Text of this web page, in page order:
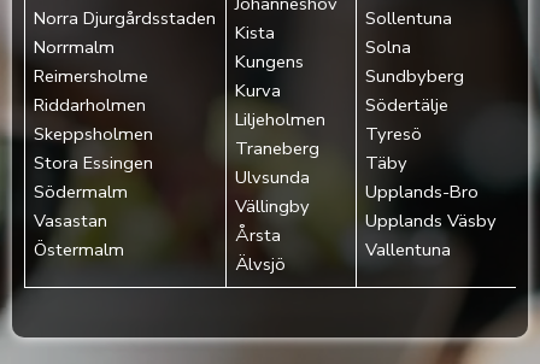
Norra Djurgårdsstaden‎
Norrmalm‎
Reimersholme‎
Riddarholmen‎
Skeppsholmen‎
Stora Essingen‎
Södermalm‎
Vasastan‎
Östermalm‎
Kista
Kungens
Kurva
Liljeholmen
Traneberg
Ulvsunda
Vällingby
Årsta
Älvsjö
Sollentuna
Solna
Sundbyberg
Södertälje
Tyresö
Täby
Upplands-Bro
Upplands Väsby
Vallentuna